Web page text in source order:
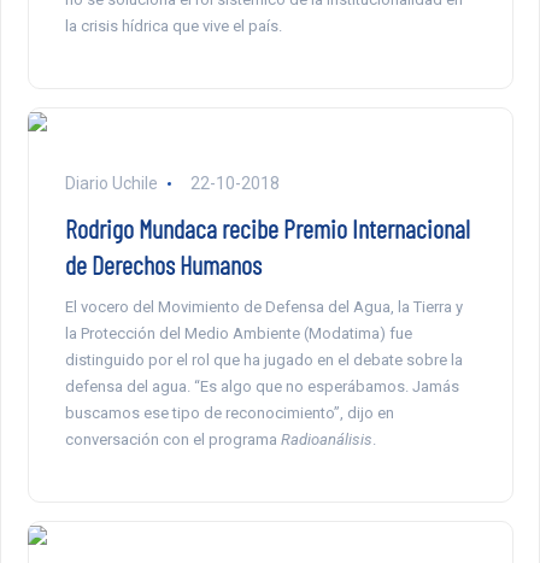
la crisis hídrica que vive el país.
Diario Uchile 22-10-2018
Rodrigo Mundaca recibe Premio Internacional
de Derechos Humanos
El vocero del Movimiento de Defensa del Agua, la Tierra y
la Protección del Medio Ambiente (Modatima) fue
distinguido por el rol que ha jugado en el debate sobre la
defensa del agua. “Es algo que no esperábamos. Jamás
buscamos ese tipo de reconocimiento”, dijo en
conversación con el programa Radioanálisis.